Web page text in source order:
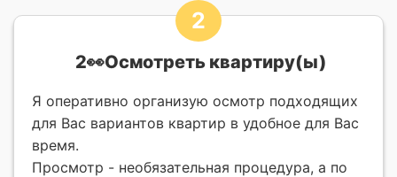
2
2👀Осмотреть квартиру(ы)
Я оперативно организую осмотр подходящих
для Вас вариантов квартир в удобное для Вас
время.
Просмотр - необязательная процедура, а по